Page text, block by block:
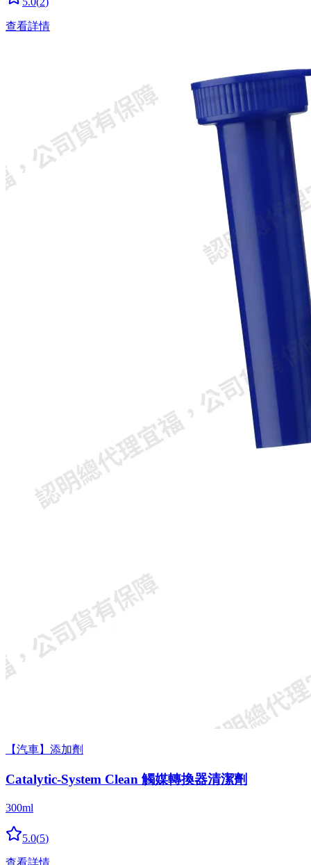
查看詳情
【汽車】添加劑
Catalytic-System Clean 觸媒轉換器清潔劑
300ml
5.0(5)
查看詳情